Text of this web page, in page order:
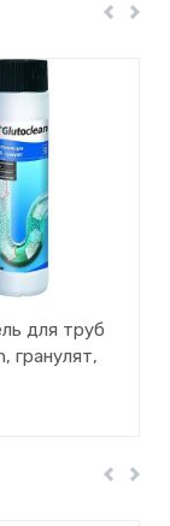
Пред
для труб
гранулят,
Пред